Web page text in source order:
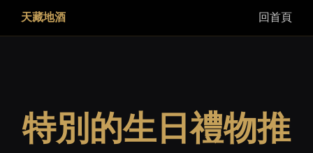
天藏地酒 回首頁
特別的生日禮物推